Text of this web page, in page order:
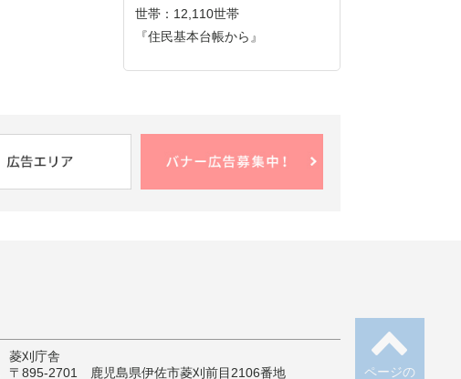
世帯：12,110世帯
『住民基本台帳から』
ページの
菱刈庁舎
〒895-2701 鹿児島県伊佐市菱刈前目2106番地